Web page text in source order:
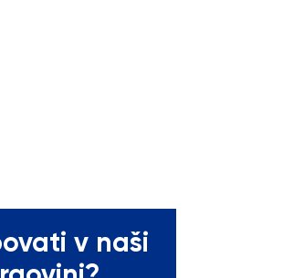
v naši